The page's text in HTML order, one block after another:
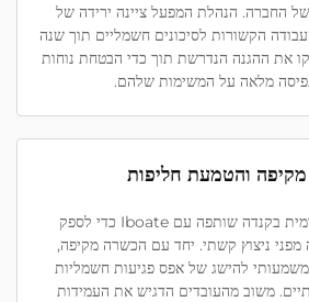
של החברה. הנהלת המפעל ציינה ירידה של
העבודה הקשורות לסיכונים חשמליים תוך שנה
את ההגנה הנדרשת תוך כדי הבטחת נוחות
מלאה על המשימות שלהם.
והטמעת חליפות
חברת אנרגיה רב-לאומית בקנדה שותפה עם Iboate כדי לספק
מפני ניצוץ קשתי. יחד עם הכשרה מקיפה,
משמעותי להישג של אפס פגיעות חשמליות
משוב מהעובדים הדגיש את העמידות